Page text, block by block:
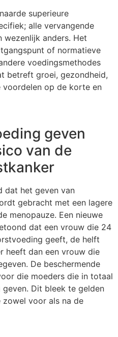
superieure
alle vervangende
wezenlijk anders. Het
of normatieve
voedingsmethodes
betreft groei, gezondheid,
voordelen op de korte en
geven
van de
dat het geven van
gebracht met een lagere
menopauze. Een nieuwe
dat een vrouw die 24
geeft, de helft
heeft dan een vrouw die
De beschermende
die moeders die in totaal
Dit bleek te gelden
voor als na de